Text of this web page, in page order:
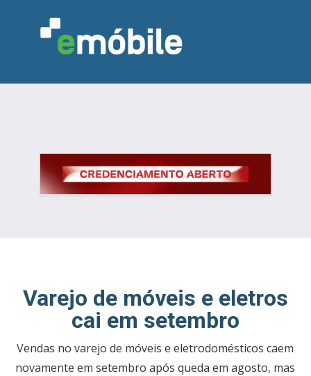
INDICADORES
FEIRAS NOTÍCIAS
Varejo de móveis e eletros
cai em setembro
Vendas no varejo de móveis e eletrodomésticos caem
novamente em setembro após queda em agosto, mas